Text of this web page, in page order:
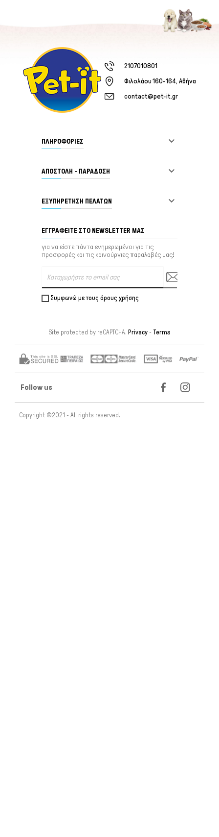
2107010801
Φιλολάου 160-164, Αθήνα
contact@pet-it.gr
ΠΛΗΡΟΦΟΡΙΕΣ 
ΑΠΟΣΤΟΛΗ - ΠΑΡΑΔΟΣΗ 
ΕΞΥΠΗΡΈΤΗΣΗ ΠΕΛΑΤΏΝ 
ΕΓΓΡΑΦΕΊΤΕ ΣΤΟ NEWSLETTER ΜΑΣ
για να είστε πάντα ενημερωμένοι για τις
προσφορές και τις καινούργιες παραλαβές μας!
Συμφωνώ με τους όρους χρήσης
Site protected by reCAPTCHA. Privacy- Terms
Follow us
Copyright ©2021 - All rights reserved.